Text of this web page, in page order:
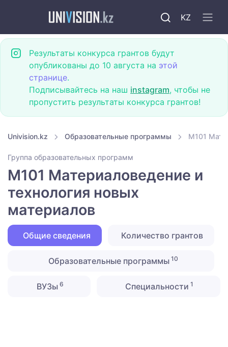
KZ
Результаты конкурса грантов будут
опубликованы до 10 августа на этой
странице.
Подписывайтесь на наш instagram, чтобы не
пропустить результаты конкурса грантов!
Univision.kz Образовательные программы M101
Группа образовательных программ
M101 Материаловедение и
технология новых
материалов
Общие сведения Количество грантов
Образовательные программы10
ВУЗы6 Специальности 1